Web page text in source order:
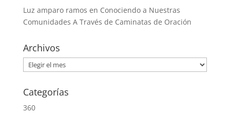
Luz amparo ramos en Conociendo a Nuestras
Comunidades A Través de Caminatas de Oración
Archivos
Archivos
Categorías
360